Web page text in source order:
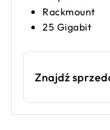
Rackmount
25 Gigabit
Znajdź